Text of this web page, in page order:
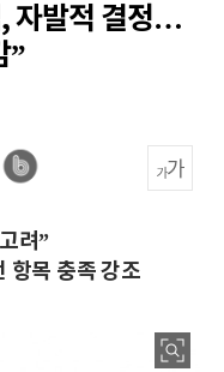
자발적 결정…
”
려”
항목 충족 강조